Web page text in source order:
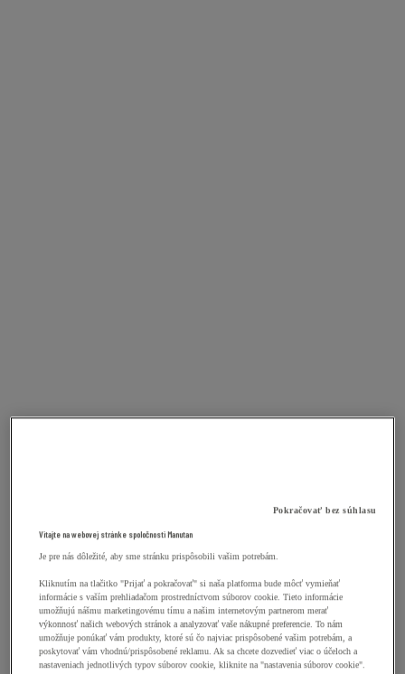
Pokračovať bez súhlasu
Vitajte na webovej stránke spoločnosti Manutan
Je pre nás dôležité, aby sme stránku prispôsobili vašim potrebám.
Kliknutím na tlačitko "Prijať a pokračovať" si naša platforma bude môcť vymieňať
informácie s vaším prehliadačom prostredníctvom súborov cookie. Tieto informácie
umožňujú nášmu marketingovému tímu a našim internetovým partnerom merať
výkonnosť našich webových stránok a analyzovať vaše nákupné preferencie. To nám
umožňuje ponúkať vám produkty, ktoré sú čo najviac prispôsobené vašim potrebám, a
poskytovať vám vhodnú/prispôsobené reklamu. Ak sa chcete dozvedieť viac o účeloch a
nastaveniach jednotlivých typov súborov cookie, kliknite na "nastavenia súborov cookie".